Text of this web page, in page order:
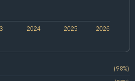
2024 2026
2025
(98%)